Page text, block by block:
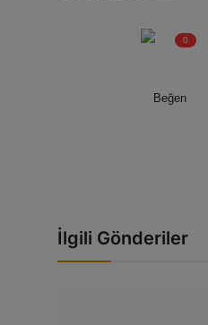
Beğen
0
İlgili Gönderiler